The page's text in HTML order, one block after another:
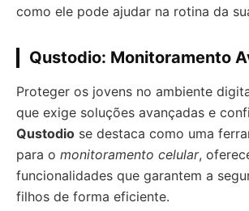
como ele pode ajudar na rotina da
Qustodio: Monitoramento
Proteger os jovens no ambiente
que exige soluções avançadas e
Qustodio se destaca como uma
para o monitoramento celular,
funcionalidades que garantem a
filhos de forma eficiente.